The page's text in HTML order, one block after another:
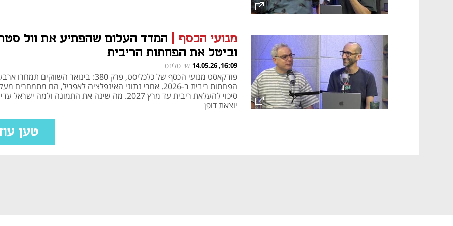
מנועי הכסף
המדד העלום שהפתיע את וול
וביטל את הפחתות הריבית
16:09, 14.05.26 שי סלינס
פודקאסט מנועי הכסף של כלכליסט, פרק 380: בינואר השווקים תמחרו
סיכוי להעלאת ריבית עד מרץ 2027. מה שינה את התמונה ולמה ישראל
יוצאת דופן
טען